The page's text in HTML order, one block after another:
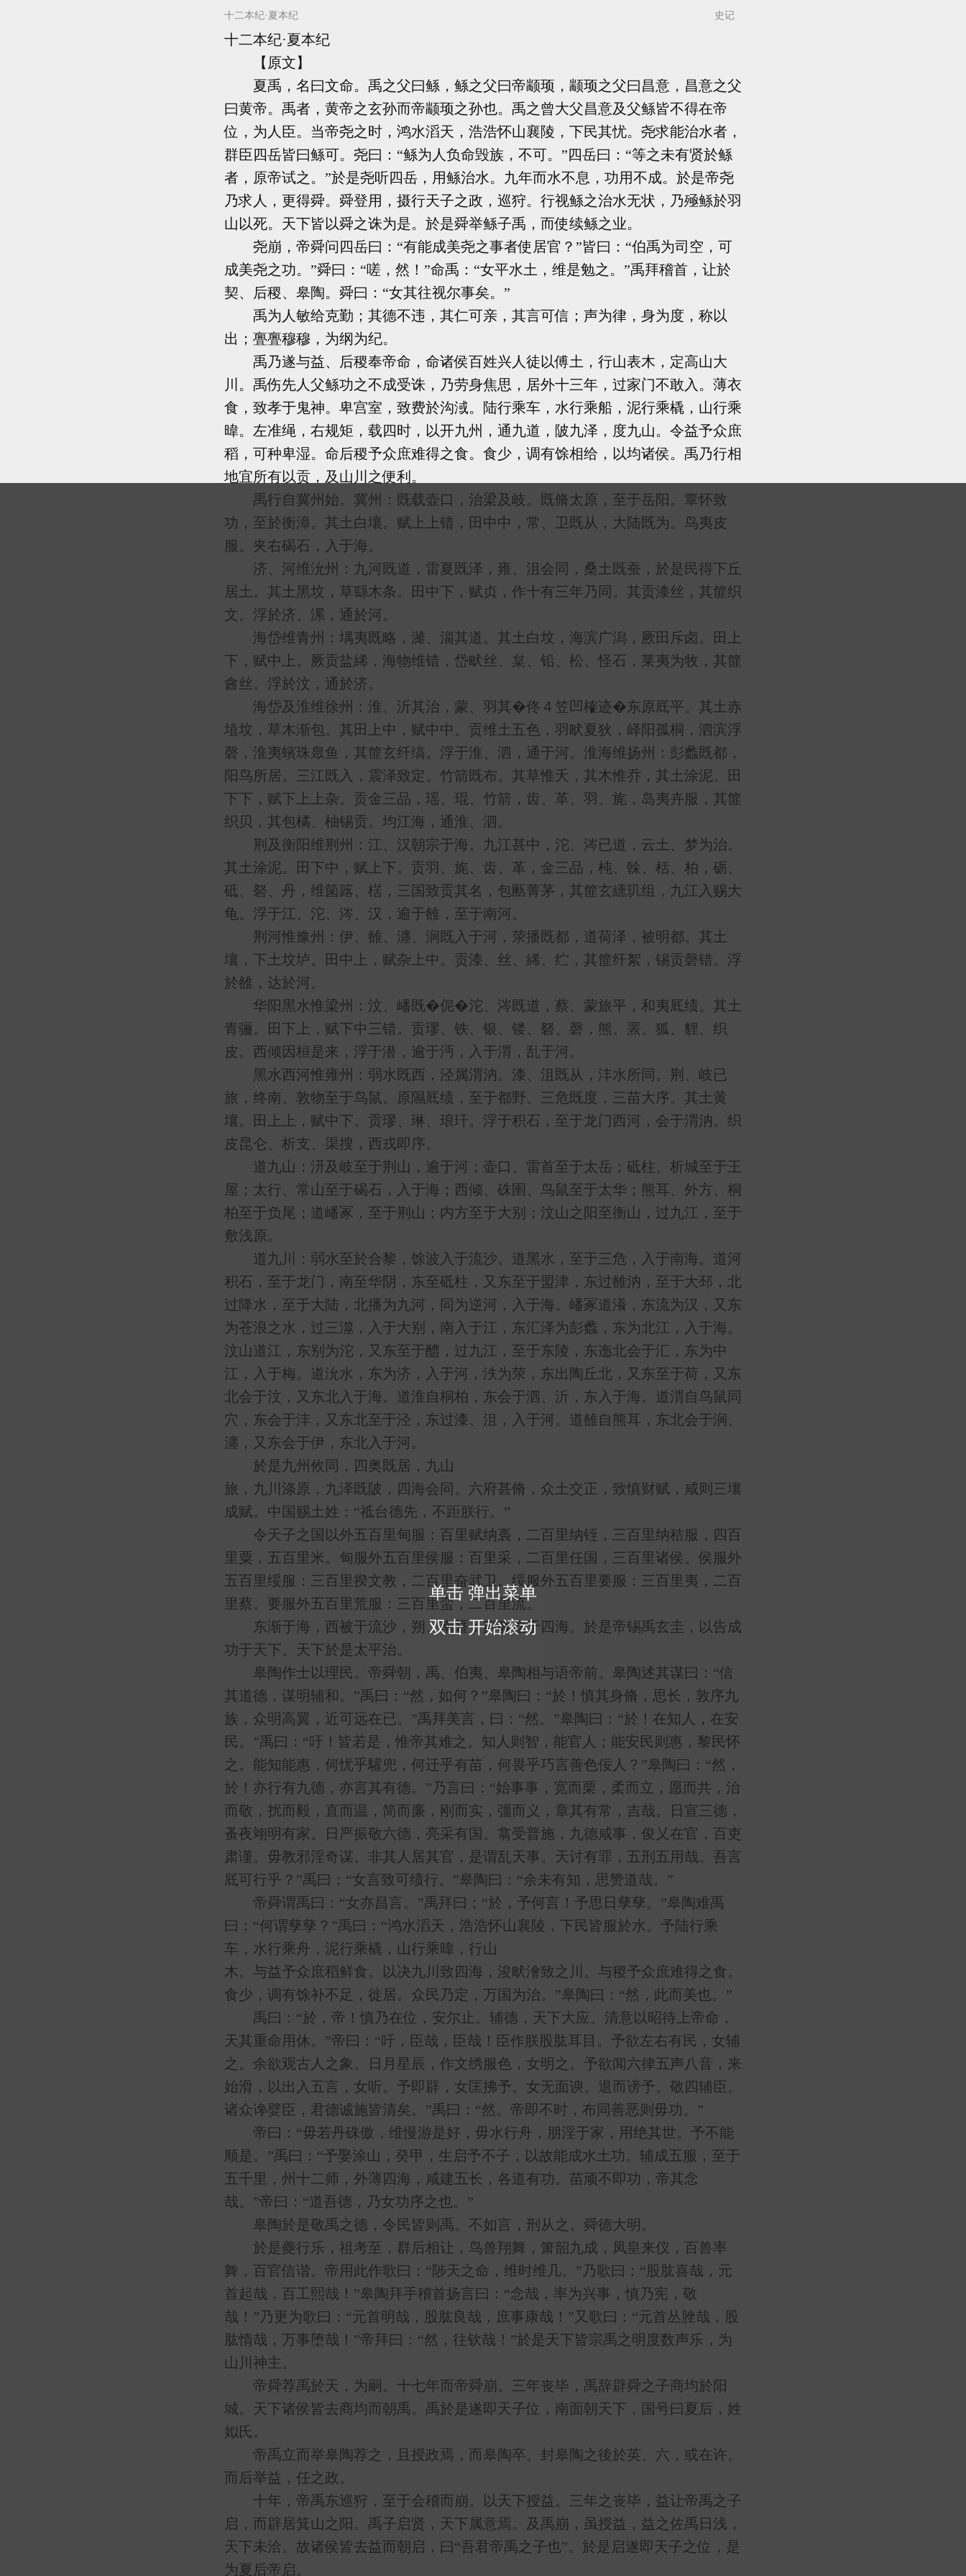
十二本纪·夏本纪 史记
十二本纪·夏本纪
【原文】
夏禹，名曰文命。禹之父曰鲧，鲧之父曰帝颛顼，颛顼之父曰昌意，昌意之父
曰黄帝。禹者，黄帝之玄孙而帝颛顼之孙也。禹之曾大父昌意及父鲧皆不得在帝
位，为人臣。当帝尧之时，鸿水滔天，浩浩怀山襄陵，下民其忧。尧求能治水者，
群臣四岳皆曰鲧可。尧曰：“鲧为人负命毁族，不可。”四岳曰：“等之未有贤於鲧
者，原帝试之。”於是尧听四岳，用鲧治水。九年而水不息，功用不成。於是帝尧
乃求人，更得舜。舜登用，摄行天子之政，巡狩。行视鲧之治水无状，乃殛鲧於羽
山以死。天下皆以舜之诛为是。於是舜举鲧子禹，而使续鲧之业。
尧崩，帝舜问四岳曰：“有能成美尧之事者使居官？”皆曰：“伯禹为司空，可
成美尧之功。”舜曰：“嗟，然！”命禹：“女平水土，维是勉之。”禹拜稽首，让於
契、后稷、皋陶。舜曰：“女其往视尔事矣。”
禹为人敏给克勤；其德不违，其仁可亲，其言可信；声为律，身为度，称以
出；亹亹穆穆，为纲为纪。
禹乃遂与益、后稷奉帝命，命诸侯百姓兴人徒以傅土，行山表木，定高山大
川。禹伤先人父鲧功之不成受诛，乃劳身焦思，居外十三年，过家门不敢入。薄衣
食，致孝于鬼神。卑宫室，致费於沟淢。陆行乘车，水行乘船，泥行乘橇，山行乘
暐。左准绳，右规矩，载四时，以开九州，通九道，陂九泽，度九山。令益予众庶
稻，可种卑湿。命后稷予众庶难得之食。食少，调有馀相给，以均诸侯。禹乃行相
地宜所有以贡，及山川之便利。
禹行自冀州始。冀州：既载壶口，治梁及岐。既脩太原，至于岳阳。覃怀致
功，至於衡漳。其土白壤。赋上上错，田中中，常、卫既从，大陆既为。鸟夷皮
服。夹右碣石，入于海。
济、河维沇州：九河既道，雷夏既泽，雍、沮会同，桑土既蚕，於是民得下丘
居土。其土黑坟，草繇木条。田中下，赋贞，作十有三年乃同。其贡漆丝，其篚织
文。浮於济、漯，通於河。
海岱维青州：堣夷既略，濰、淄其道。其土白坟，海滨广潟，厥田斥卤。田上
下，赋中上。厥贡盐絺，海物维错，岱畎丝、枲、铅、松、怪石，莱夷为牧，其篚
酓丝。浮於汶，通於济。
海岱及淮维徐州：淮、沂其治，蒙、羽其�佟４笠凹榷迹�东原厎平。其土赤
埴坟，草木渐包。其田上中，赋中中。贡维土五色，羽畎夏狄，峄阳孤桐，泗滨浮
磬，淮夷蠙珠臮鱼，其篚玄纤缟。浮于淮、泗，通于河。淮海维扬州：彭蠡既都，
阳鸟所居。三江既入，震泽致定。竹箭既布。其草惟夭，其木惟乔，其土涂泥。田
下下，赋下上上杂。贡金三品，瑶、琨、竹箭，齿、革、羽、旄，岛夷卉服，其篚
织贝，其包橘、柚锡贡。均江海，通淮、泗。
荆及衡阳维荆州：江、汉朝宗于海。九江甚中，沱、涔已道，云土、梦为治。
其土涂泥。田下中，赋上下。贡羽、旄、齿、革，金三品，杶、榦、栝、柏，砺、
砥、砮、丹，维箘簬、楛，三国致贡其名，包匭菁茅，其篚玄纁玑组，九江入赐大
龟。浮于江、沱、涔、汉，逾于雒，至于南河。
荆河惟豫州：伊、雒、瀍、涧既入于河，荥播既都，道荷泽，被明都。其土
壤，下土坟垆。田中上，赋杂上中。贡漆、丝、絺、纻，其篚纤絮，锡贡磬错。浮
於雒，达於河。
华阳黑水惟梁州：汶、嶓既�伲�沱、涔既道，蔡、蒙旅平，和夷厎绩。其土
青骊。田下上，赋下中三错。贡璆、铁、银、镂、砮、磬，熊、罴、狐、貍、织
皮。西倾因桓是来，浮于潜，逾于沔，入于渭，乱于河。
黑水西河惟雍州：弱水既西，泾属渭汭。漆、沮既从，沣水所同。荆、岐已
旅，终南、敦物至于鸟鼠。原隰厎绩，至于都野。三危既度，三苗大序。其土黄
壤。田上上，赋中下。贡璆、琳、琅玕。浮于积石，至于龙门西河，会于渭汭。织
皮昆仑、析支、渠搜，西戎即序。
道九山：汧及岐至于荆山，逾于河；壶口、雷首至于太岳；砥柱、析城至于王
屋；太行、常山至于碣石，入于海；西倾、硃圉、鸟鼠至于太华；熊耳、外方、桐
柏至于负尾；道嶓冢，至于荆山；内方至于大别；汶山之阳至衡山，过九江，至于
敷浅原。
道九川：弱水至於合黎，馀波入于流沙。道黑水，至于三危，入于南海。道河
积石，至于龙门，南至华阴，东至砥柱，又东至于盟津，东过雒汭，至于大邳，北
过降水，至于大陆，北播为九河，同为逆河，入于海。嶓冢道瀁，东流为汉，又东
为苍浪之水，过三澨，入于大别，南入于江，东汇泽为彭蠡，东为北江，入于海。
汶山道江，东别为沱，又东至于醴，过九江，至于东陵，东迤北会于汇，东为中
江，入于梅。道沇水，东为济，入于河，泆为荥，东出陶丘北，又东至于荷，又东
北会于汶，又东北入于海。道淮自桐柏，东会于泗、沂，东入于海。道渭自鸟鼠同
穴，东会于沣，又东北至于泾，东过漆、沮，入于河。道雒自熊耳，东北会于涧、
瀍，又东会于伊，东北入于河。
於是九州攸同，四奥既居，九山
旅，九川涤原，九泽既陂，四海会同。六府甚脩，众土交正，致慎财赋，咸则三壤
成赋。中国赐土姓：“祗台德先，不距朕行。”
令天子之国以外五百里甸服：百里赋纳裛，二百里纳铚，三百里纳秸服，四百
里粟，五百里米。甸服外五百里侯服：百里采，二百里任国，三百里诸侯。侯服外
五百里绥服：三百里揆文教，二百里奋武卫。绥服外五百里要服：三百里夷，二百
里蔡。要服外五百里荒服：三百里蛮，二百里流。
东渐于海，西被于流沙，朔、南暨：声教讫于四海。於是帝锡禹玄圭，以告成
功于天下。天下於是太平治。
皋陶作士以理民。帝舜朝，禹、伯夷、皋陶相与语帝前。皋陶述其谋曰：“信
其道德，谋明辅和。”禹曰：“然，如何？”皋陶曰：“於！慎其身脩，思长，敦序九
族，众明高翼，近可远在已。”禹拜美言，曰：“然。”皋陶曰：“於！在知人，在安
民。”禹曰：“吁！皆若是，惟帝其难之。知人则智，能官人；能安民则惠，黎民怀
之。能知能惠，何忧乎驩兜，何迁乎有苗，何畏乎巧言善色佞人？”皋陶曰：“然，
於！亦行有九德，亦言其有德。”乃言曰：“始事事，宽而栗，柔而立，愿而共，治
而敬，扰而毅，直而温，简而廉，刚而实，彊而义，章其有常，吉哉。日宣三德，
蚤夜翊明有家。日严振敬六德，亮采有国。翕受普施，九德咸事，俊乂在官，百吏
肃谨。毋教邪淫奇谋。非其人居其官，是谓乱天事。天讨有罪，五刑五用哉。吾言
厎可行乎？”禹曰：“女言致可绩行。”皋陶曰：“余未有知，思赞道哉。”
帝舜谓禹曰：“女亦昌言。”禹拜曰；“於，予何言！予思日孳孳。”皋陶难禹
曰：“何谓孳孳？”禹曰：“鸿水滔天，浩浩怀山襄陵，下民皆服於水。予陆行乘
车，水行乘舟，泥行乘橇，山行乘暐，行山
木。与益予众庶稻鲜食。以决九川致四海，浚畎澮致之川。与稷予众庶难得之食。
食少，调有馀补不足，徙居。众民乃定，万国为治。”皋陶曰：“然，此而美也。”
禹曰：“於，帝！慎乃在位，安尔止。辅德，天下大应。清意以昭待上帝命，
天其重命用休。”帝曰：“吁，臣哉，臣哉！臣作朕股肱耳目。予欲左右有民，女辅
之。余欲观古人之象。日月星辰，作文绣服色，女明之。予欲闻六律五声八音，来
始滑，以出入五言，女听。予即辟，女匡拂予。女无面谀。退而谤予。敬四辅臣。
诸众谗嬖臣，君德诚施皆清矣。”禹曰：“然。帝即不时，布同善恶则毋功。”
帝曰：“毋若丹硃傲，维慢游是好，毋水行舟，朋淫于家，用绝其世。予不能
顺是。”禹曰：“予娶涂山，癸甲，生启予不子，以故能成水土功。辅成五服，至于
五千里，州十二师，外薄四海，咸建五长，各道有功。苗顽不即功，帝其念
哉。”帝曰：“道吾德，乃女功序之也。”
皋陶於是敬禹之德，令民皆则禹。不如言，刑从之。舜德大明。
於是夔行乐，祖考至，群后相让，鸟兽翔舞，箫韶九成，凤皇来仪，百兽率
舞，百官信谐。帝用此作歌曰：“陟天之命，维时维几。”乃歌曰：“股肱喜哉，元
首起哉，百工熙哉！”皋陶拜手稽首扬言曰：“念哉，率为兴事，慎乃宪，敬
哉！”乃更为歌曰：“元首明哉，股肱良哉，庶事康哉！”又歌曰：“元首丛脞哉，股
肱惰哉，万事堕哉！”帝拜曰：“然，往钦哉！”於是天下皆宗禹之明度数声乐，为
山川神主。
帝舜荐禹於天，为嗣。十七年而帝舜崩。三年丧毕，禹辞辟舜之子商均於阳
城。天下诸侯皆去商均而朝禹。禹於是遂即天子位，南面朝天下，国号曰夏后，姓
姒氏。
帝禹立而举皋陶荐之，且授政焉，而皋陶卒。封皋陶之後於英、六，或在许。
而后举益，任之政。
十年，帝禹东巡狩，至于会稽而崩。以天下授益。三年之丧毕，益让帝禹之子
启，而辟居箕山之阳。禹子启贤，天下属意焉。及禹崩，虽授益，益之佐禹日浅，
天下未洽。故诸侯皆去益而朝启，曰“吾君帝禹之子也”。於是启遂即天子之位，是
为夏后帝启。
单击 弹出菜单
双击 开始滚动